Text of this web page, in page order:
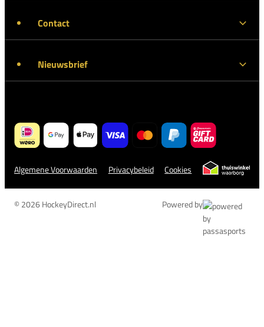
Contact
Nieuwsbrief
Algemene Voorwaarden Privacybeleid Cookies
© 2026 HockeyDirect.nl Powered by